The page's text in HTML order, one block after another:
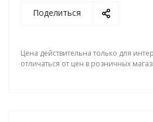
Поделиться
Цена действительна только для
отличаться от цен в розничных